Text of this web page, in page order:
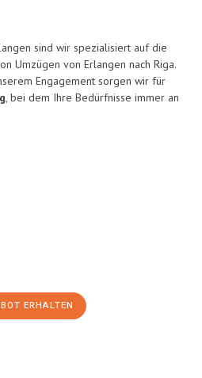
sind wir spezialisiert auf die
Umzügen von Erlangen nach Riga.
Engagement sorgen wir für
, bei dem Ihre Bedürfnisse immer an
ERHALTEN